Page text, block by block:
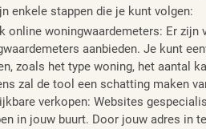
enkele stappen die je kunt volgen:
online woningwaardemeters: Er
aanbieden. Je kunt
zoals het type woning, het aantal
zal de tool een schatting maken
verkopen: Websites
in jouw buurt. Door jouw adres in